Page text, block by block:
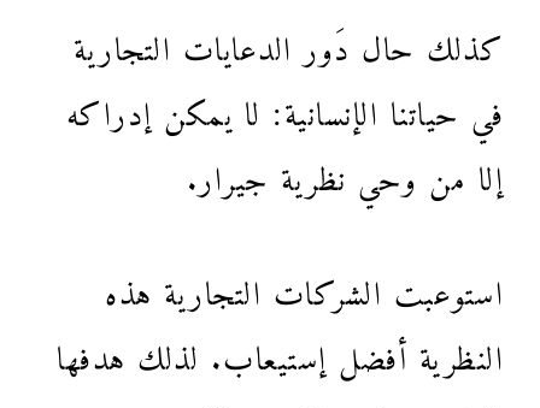
كذلك حال دَور الدعايات التجارية
في حياتنا الإنسانية: لا يمكن إدراكه
إلا من وحي نظرية جيرار.
استوعبت الشركات التجارية هذه
النظرية أفضل إستيعاب. لذلك هدفها